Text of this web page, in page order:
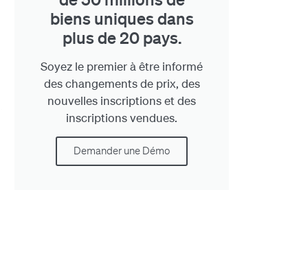
biens uniques dans
plus de 20 pays.
Soyez le premier à être informé
des changements de prix, des
nouvelles inscriptions et des
inscriptions vendues.
Demander une Démo